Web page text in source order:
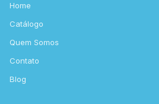
Home
Catálogo
Quem Somos
Contato
Blog